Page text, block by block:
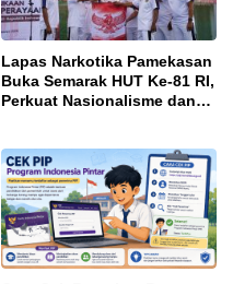
Lapas Narkotika Pamekasan
Buka Semarak HUT Ke-81 RI,
Perkuat Nasionalisme dan